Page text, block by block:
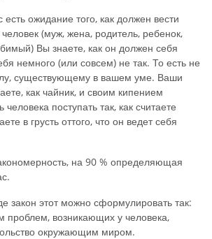
ожидание того, как должен вести
(муж, жена, родитель, ребенок,
Вы знаете, как он должен себя
немного (или совсем) не так. То есть не
существующему в вашем уме. Ваши
как чайник, и своим кипением
человека поступать так, как считаете
в грусть оттого, что он ведет себя
на 90 % определяющая
закон этот можно сформулировать так:
проблем, возникающих у человека,
окружающим миром.